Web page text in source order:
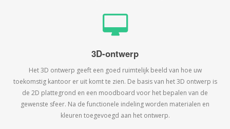
3D-ontwerp
Het 3D ontwerp geeft een goed ruimtelijk beeld van hoe uw
toekomstig kantoor er uit komt te zien. De basis van het 3D ontwerp is
de 2D plattegrond en een moodboard voor het bepalen van de
gewenste sfeer. Na de functionele indeling worden materialen en
kleuren toegevoegd aan het ontwerp.